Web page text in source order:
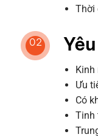
Thời
02
Kinh
Ưu
Có
Tinh